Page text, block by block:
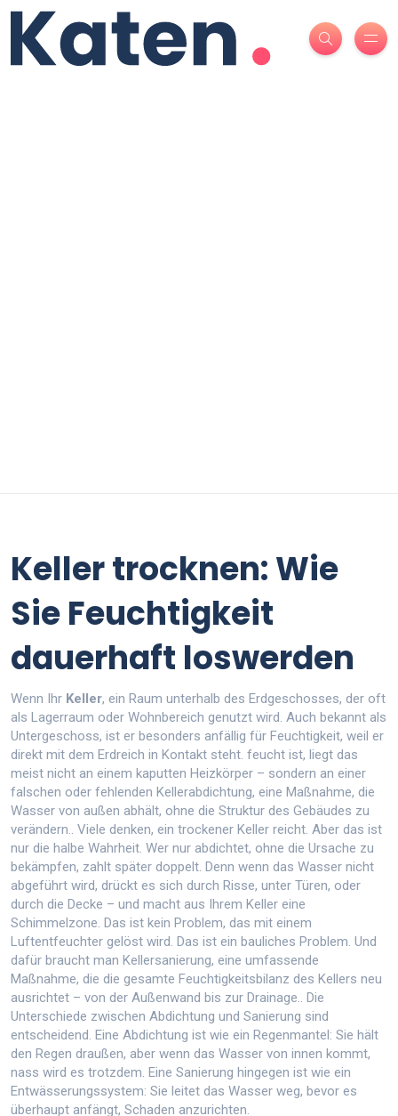
Keller trocknen: Wie
Sie Feuchtigkeit
dauerhaft loswerden
Wenn Ihr Keller, ein Raum unterhalb des Erdgeschosses, der oft
als Lagerraum oder Wohnbereich genutzt wird. Auch bekannt als
Untergeschoss, ist er besonders anfällig für Feuchtigkeit, weil er
direkt mit dem Erdreich in Kontakt steht. feucht ist, liegt das
meist nicht an einem kaputten Heizkörper – sondern an einer
falschen oder fehlenden Kellerabdichtung, eine Maßnahme, die
Wasser von außen abhält, ohne die Struktur des Gebäudes zu
verändern.. Viele denken, ein trockener Keller reicht. Aber das ist
nur die halbe Wahrheit. Wer nur abdichtet, ohne die Ursache zu
bekämpfen, zahlt später doppelt. Denn wenn das Wasser nicht
abgeführt wird, drückt es sich durch Risse, unter Türen, oder
durch die Decke – und macht aus Ihrem Keller eine
Schimmelzone. Das ist kein Problem, das mit einem
Luftentfeuchter gelöst wird. Das ist ein bauliches Problem. Und
dafür braucht man Kellersanierung, eine umfassende
Maßnahme, die die gesamte Feuchtigkeitsbilanz des Kellers neu
ausrichtet – von der Außenwand bis zur Drainage.. Die
Unterschiede zwischen Abdichtung und Sanierung sind
entscheidend. Eine Abdichtung ist wie ein Regenmantel: Sie hält
den Regen draußen, aber wenn das Wasser von innen kommt,
nass wird es trotzdem. Eine Sanierung hingegen ist wie ein
Entwässerungssystem: Sie leitet das Wasser weg, bevor es
überhaupt anfängt, Schaden anzurichten.